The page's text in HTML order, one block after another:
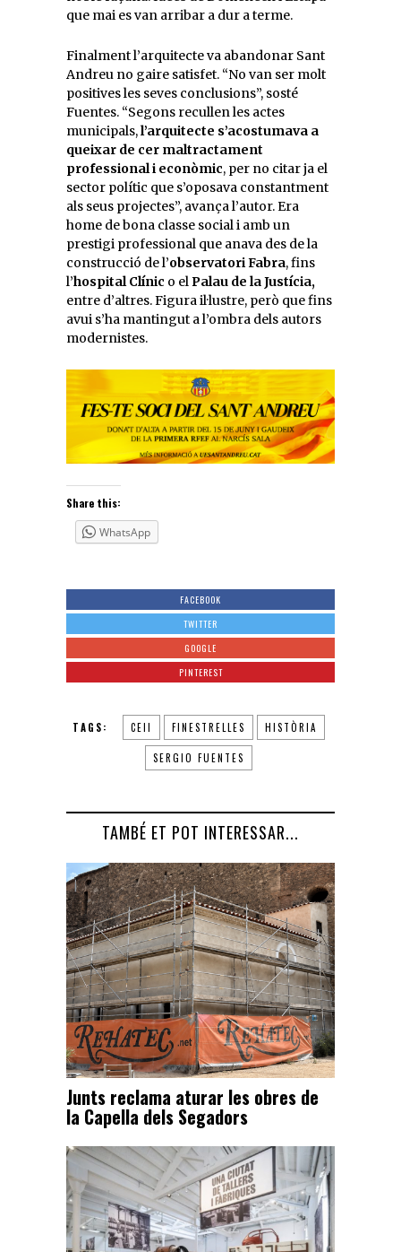
que mai es van arribar a dur a terme.
Finalment l’arquitecte va abandonar Sant
Andreu no gaire satisfet. “No van ser molt
positives les seves conclusions”, sosté
Fuentes. “Segons recullen les actes
municipals,l’arquitecte s’acostumava a
queixar de cer maltractament
professional i econòmic, per no citar ja el
sector polític que s’oposava constantment
als seus projectes”, avança l’autor. Era
home de bona classe social i amb un
prestigi professional que anava des de la
construcció de l’observatori Fabra, fins
l’hospital Clínic o el Palau de la Justícia,
entre d’altres. Figura il·lustre, però que fins
avui s’ha mantingut a l’ombra dels autors
modernistes.
Share this:
WhatsApp
FACEBOOK
TWITTER
GOOGLE
PINTEREST
TAGS: CEII FINESTRELLES HISTÒRIA
SERGIO FUENTES
TAMBÉ ET POT INTERESSAR...
Junts reclama aturar les obres de
la Capella dels Segadors